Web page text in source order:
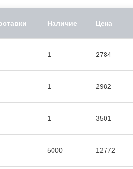
Наличие Цена
1 2784
1 2982
1 3501
5000 12772